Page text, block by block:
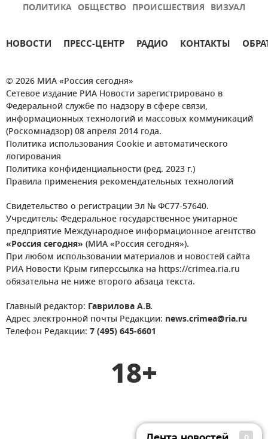
ПОЛИТИКА ОБЩЕСТВО ПРОИСШЕСТВИЯ ВИЗУАЛ
НОВОСТИ ПРЕСС-ЦЕНТР РАДИО КОНТАКТЫ
© 2026 МИА «Россия сегодня»
Сетевое издание РИА Новости зарегистрировано в
Федеральной службе по надзору в сфере связи,
информационных технологий и массовых коммуникаций
(Роскомнадзор) 08 апреля 2014 года.
Политика использования Cookie и автоматического
логирования
Политика конфиденциальности (ред. 2023 г.)
Правила применения рекомендательных технологий
Свидетельство о регистрации Эл № ФС77-57640.
Учредитель: Федеральное государственное унитарное
предприятие Международное информационное агентство
«Россия сегодня» (МИА «Россия сегодня»).
При любом использовании материалов и новостей сайта
РИА Новости Крым гиперссылка на https://crimea.ria.ru
обязательна не ниже второго абзаца текста.
Главный редактор: Гаврилова А.В.
Адрес электронной почты Редакции: news.crimea@ria.ru
Телефон Редакции: 7 (495) 645-6601
18+